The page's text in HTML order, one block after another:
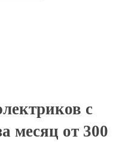
с
месяц от 300